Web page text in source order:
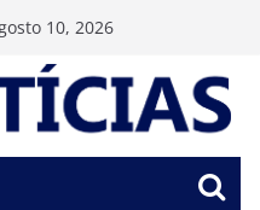
10, 2026